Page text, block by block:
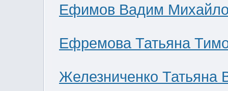
Ефимов Вадим
Ефремова Татьяна
Железниченко Татьяна